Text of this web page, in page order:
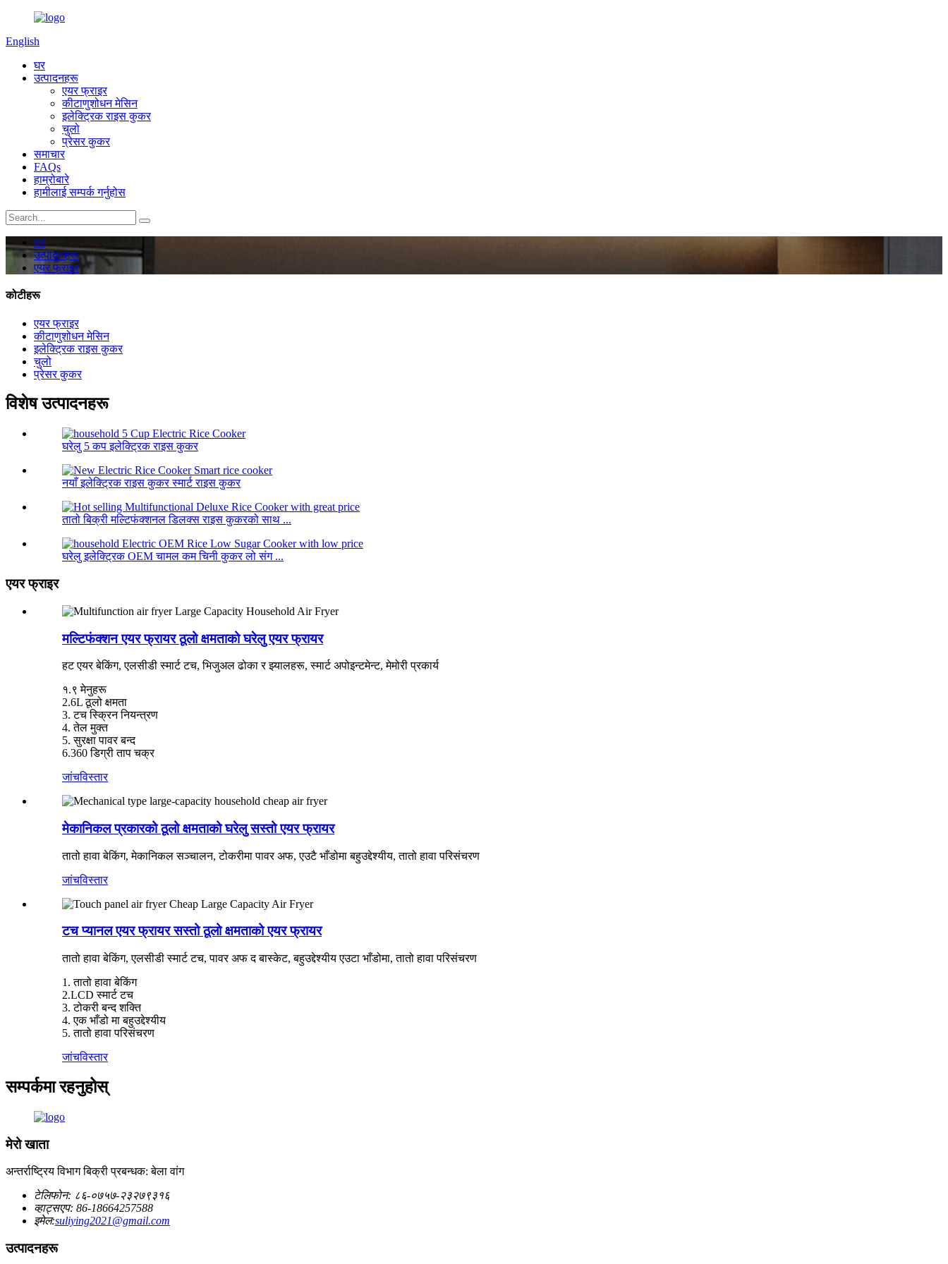
English
घर
उत्पादनहरू
एयर फ्राइर
कीटाणुशोधन मेसिन
इलेक्ट्रिक राइस कुकर
चुलो
प्रेसर कुकर
समाचार
FAQs
हाम्रोबारे
हामीलाई सम्पर्क गर्नुहोस
घर
उत्पादनहरू
एयर फ्राइर
कोटीहरू
एयर फ्राइर
कीटाणुशोधन मेसिन
इलेक्ट्रिक राइस कुकर
चुलो
प्रेसर कुकर
विशेष उत्पादनहरू
घरेलु 5 कप इलेक्ट्रिक राइस कुकर
नयाँ इलेक्ट्रिक राइस कुकर स्मार्ट राइस कुकर
तातो बिक्री मल्टिफंक्शनल डिलक्स राइस कुकरको साथ ...
घरेलु इलेक्ट्रिक OEM चामल कम चिनी कुकर लो संग ...
एयर फ्राइर
मल्टिफंक्शन एयर फ्रायर ठूलो क्षमताको घरेलु एयर फ्रायर
हट एयर बेकिंग, एलसीडी स्मार्ट टच, भिजुअल ढोका र झ्यालहरू, स्मार्ट अपोइन्टमेन्ट, मेमोरी प्रकार्य
१.९ मेनुहरू
2.6L ठूलो क्षमता
3. टच स्क्रिन नियन्त्रण
4. तेल मुक्त
5. सुरक्षा पावर बन्द
6.360 डिग्री ताप चक्र
जांचविस्तार
मेकानिकल प्रकारको ठूलो क्षमताको घरेलु सस्तो एयर फ्रायर
तातो हावा बेकिंग, मेकानिकल सञ्चालन, टोकरीमा पावर अफ, एउटै भाँडोमा बहुउद्देश्यीय, तातो हावा परिसंचरण
जांचविस्तार
टच प्यानल एयर फ्रायर सस्तो ठूलो क्षमताको एयर फ्रायर
तातो हावा बेकिंग, एलसीडी स्मार्ट टच, पावर अफ द बास्केट, बहुउद्देश्यीय एउटा भाँडोमा, तातो हावा परिसंचरण
1. तातो हावा बेकिंग
2.LCD स्मार्ट टच
3. टोकरी बन्द शक्ति
4. एक भाँडो मा बहुउद्देश्यीय
5. तातो हावा परिसंचरण
जांचविस्तार
सम्पर्कमा रहनुहोस्
मेरो खाता
अन्तर्राष्ट्रिय विभाग बिक्री प्रबन्धक: बेला वांग
टेलिफोन: ८६-०७५७-२३२७९३१६
व्हाट्सएप: 86-18664257588
इमेल:suliying2021@gmail.com
उत्पादनहरू